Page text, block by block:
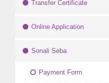
Transfer Certificate
Online Application
Sonali Seba
Payment Form